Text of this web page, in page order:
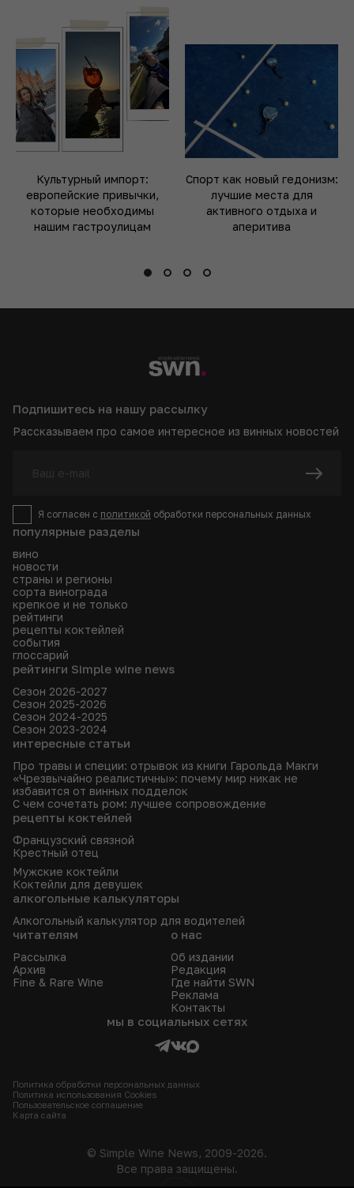
Культурный импорт:
европейские привычки,
которые необходимы
нашим гастроулицам
Спорт как новый гедонизм:
лучшие места для
активного отдыха и
аперитива
популярные разделы
вино
новости
страны и регионы
сорта винограда
крепкое и не только
рейтинги
рецепты коктейлей
события
глоссарий
рейтинги Simple wine news
Сезон 2026-2027
Сезон 2025-2026
Сезон 2024-2025
Сезон 2023-2024
интересные статьи
Про травы и специи: отрывок из книги Гарольда Макги
«Чрезвычайно реалистичны»: почему мир никак не
избавится от винных подделок
С чем сочетать ром: лучшее сопровождение
рецепты коктейлей
Французский связной
Крестный отец
Мужские коктейли
Коктейли для девушек
алкогольные калькуляторы
Алкогольный калькулятор для водителей
читателям
Рассылка
Архив
Fine & Rare Wine
о нас
Об издании
Редакция
Где найти SWN
Реклама
Контакты
Подпишитесь на нашу рассылку
Рассказываем про самое интересное из винных новостей
Я согласен с политикой обработки персональных данных
мы в социальных сетях
Политика обработки персональных данных
Политика использования Сookies
Пользовательское соглашение
Карта сайта
© Simple Wine News, 2009-2026.
Все права защищены.